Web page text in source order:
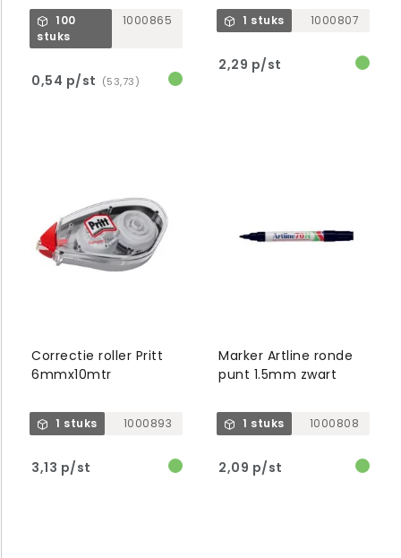
100
stuks
1000865
0,54 p/st (53,73)
1 stuks 1000807
2,29 p/st
Correctie roller Pritt
6mmx10mtr
1 stuks 1000893
3,13 p/st
Marker Artline ronde
punt 1.5mm zwart
1 stuks 1000808
2,09 p/st